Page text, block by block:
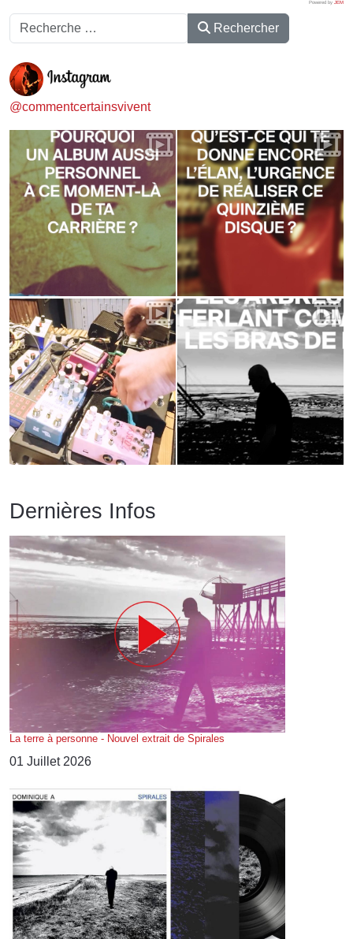
Powered by JEM
Rechercher Rechercher
@commentcertainsvivent
Dernières Infos
La terre à personne - Nouvel extrait de Spirales
01 Juillet 2026